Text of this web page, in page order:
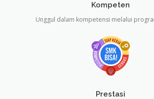
Kompeten
Unggul dalam kompetensi melalui
Prestasi